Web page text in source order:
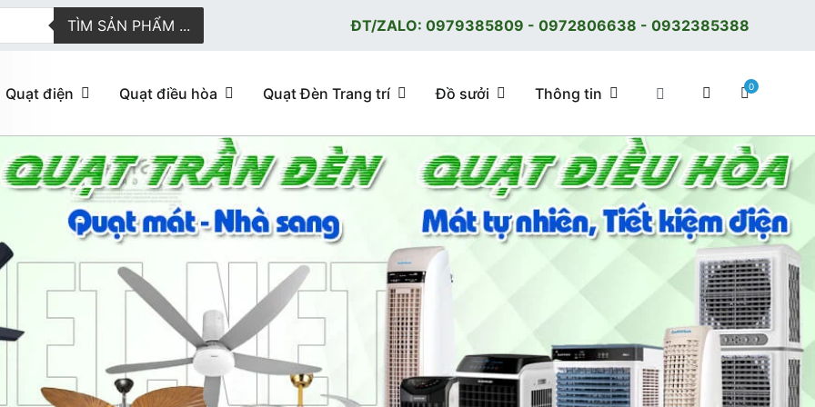
TÌM SẢN PHẨM ... ĐT/ZALO: 0979385809 - 0972806638 - 0932385388
tuyến giao hàng nhanh
hòa, quạt trần đèn trang trí, đèn trang trí chính Hãng, loại tốt, giá tốt, có F.reeShip tại Hà Nội
Quạt điện Quạt điều hòa Quạt Đèn Trang trí Đồ sưởi Thông tin 0